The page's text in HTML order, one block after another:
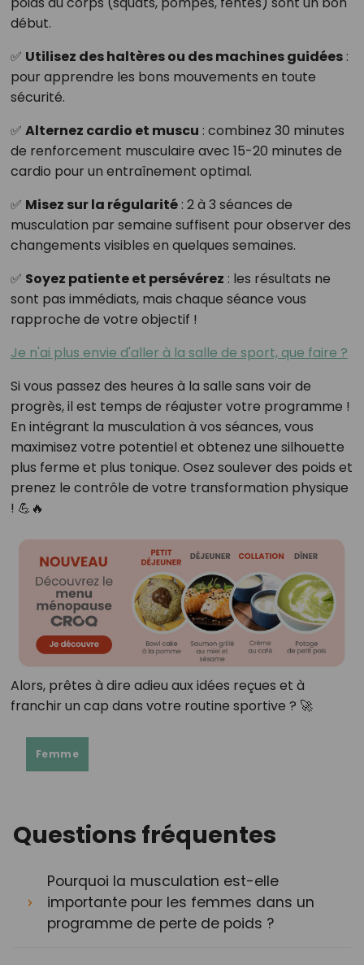
début.
✅ Utilisez des haltères ou des machines guidées:
pour apprendre les bons mouvements en toute
sécurité.
✅ Alternez cardio et muscu : combinez 30 minutes
de renforcement musculaire avec 15-20 minutes de
cardio pour un entraînement optimal.
✅ Misez sur la régularité: 2 à 3 séances de
musculation par semaine suffisent pour observer des
changements visibles en quelques semaines.
✅ Soyez patiente et persévérez : les résultats ne
sont pas immédiats, mais chaque séance vous
rapproche de votre objectif !
Je n'ai plus envie d'aller à la salle de sport, que faire ?
Si vous passez des heures à la salle sans voir de
progrès, il est temps de réajuster votre programme !
En intégrant la musculation à vos séances, vous
maximisez votre potentiel et obtenez une silhouette
plus ferme et plus tonique. Osez soulever des poids et
prenez le contrôle de votre transformation physique
! 💪🔥
Alors, prêtes à dire adieu aux idées reçues et à
franchir un cap dans votre routine sportive ? 🚀
Femme
Questions fréquentes
Pourquoi la musculation est-elle
importante pour les femmes dans un
programme de perte de poids ?